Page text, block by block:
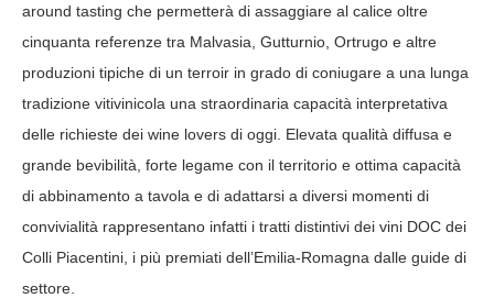
around tasting che permetterà di assaggiare al calice oltre
cinquanta referenze tra Malvasia, Gutturnio, Ortrugo e altre
produzioni tipiche di un terroir in grado di coniugare a una lunga
tradizione vitivinicola una straordinaria capacità interpretativa
delle richieste dei wine lovers di oggi. Elevata qualità diffusa e
grande bevibilità, forte legame con il territorio e ottima capacità
di abbinamento a tavola e di adattarsi a diversi momenti di
convivialità rappresentano infatti i tratti distintivi dei vini DOC dei
Colli Piacentini, i più premiati dell’Emilia-Romagna dalle guide di
settore.